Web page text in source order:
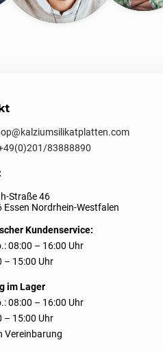
83888890
Straße 46
Essen Nordrhein-Westfalen
Kundenservice:
08:00 – 16:00 Uhr
– 15:00 Uhr
im Lager
08:00 – 16:00 Uhr
– 15:00 Uhr
Vereinbarung